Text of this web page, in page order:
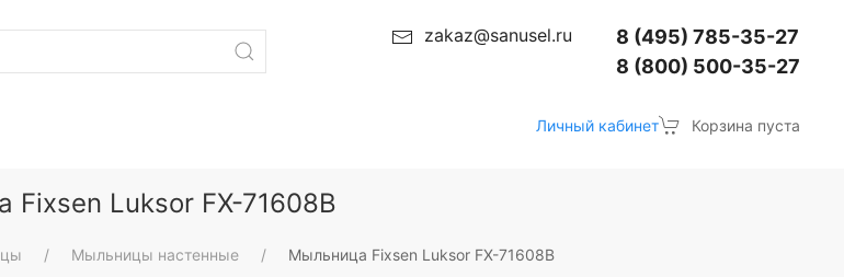
zakaz@sanusel.ru
8 (495) 785-35-27
8 (800) 500-35-27
Личный кабинет Корзина пуста
Fixsen Luksor FX-71608B
Мыльницы настенные Мыльница Fixsen Luksor FX-71608B